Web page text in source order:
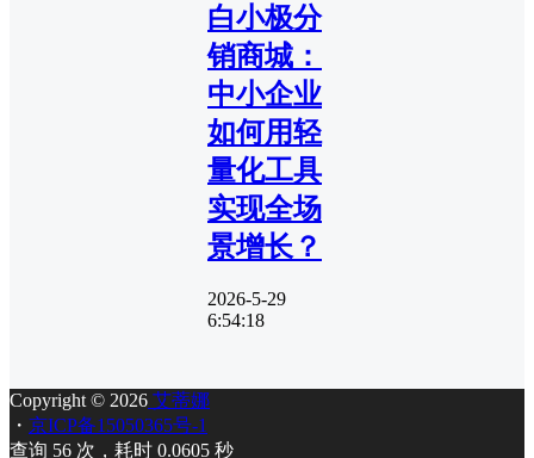
白小极分
销商城：
中小企业
如何用轻
量化工具
实现全场
景增长？
2026-5-29
6:54:18
Copyright © 2026 艾蒂娜
・ 京ICP备15050365号-1
查询 56 次，耗时 0.0605 秒